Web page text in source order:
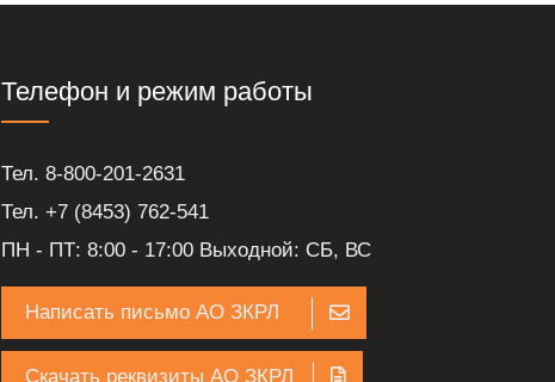
Телефон и режим работы
Тел. 8-800-201-2631
Тел. +7 (8453) 762-541
ПН - ПТ: 8:00 - 17:00 Выходной: СБ, ВС
Написать письмо АО ЗКРЛ
Скачать реквизиты АО ЗКРЛ